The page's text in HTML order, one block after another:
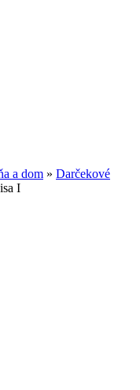
a dom » Darčekové
I